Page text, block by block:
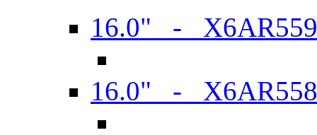
16.0" -
16.0" -